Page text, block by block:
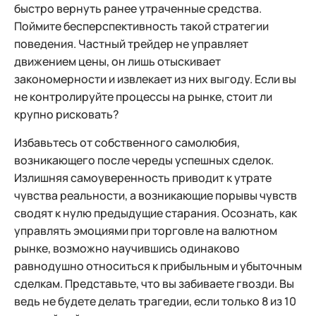
быстро вернуть ранее утраченные средства.
Поймите бесперспективность такой стратегии
поведения. Частный трейдер не управляет
движением цены, он лишь отыскивает
закономерности и извлекает из них выгоду. Если вы
не контролируйте процессы на рынке, стоит ли
крупно рисковать?
Избавьтесь от собственного самолюбия,
возникающего после череды успешных сделок.
Излишняя самоуверенность приводит к утрате
чувства реальности, а возникающие порывы чувств
сводят к нулю предыдущие старания. Осознать, как
управлять эмоциями при торговле на валютном
рынке, возможно научившись одинаково
равнодушно относиться к прибыльным и убыточным
сделкам. Представьте, что вы забиваете гвозди. Вы
ведь не будете делать трагедии, если только 8 из 10